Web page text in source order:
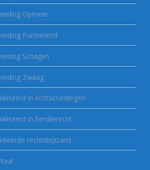
Opmeer
Purmerend
Schagen
Zwaag
in echtscheidingen
in familierecht
rechtsbijstand